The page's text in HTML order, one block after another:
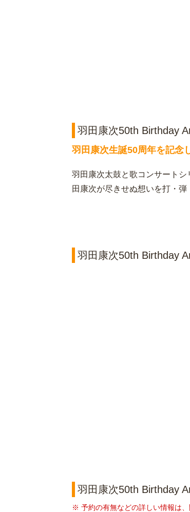
羽田康次50th Birthday
羽田康次生誕50周年を記念
羽田康次太鼓と歌コンサート
田康次が尽きせぬ想いを打・弾
羽田康次50th Birthday
羽田康次50th Birthday
※ 予約の有無などの詳しい情報は、